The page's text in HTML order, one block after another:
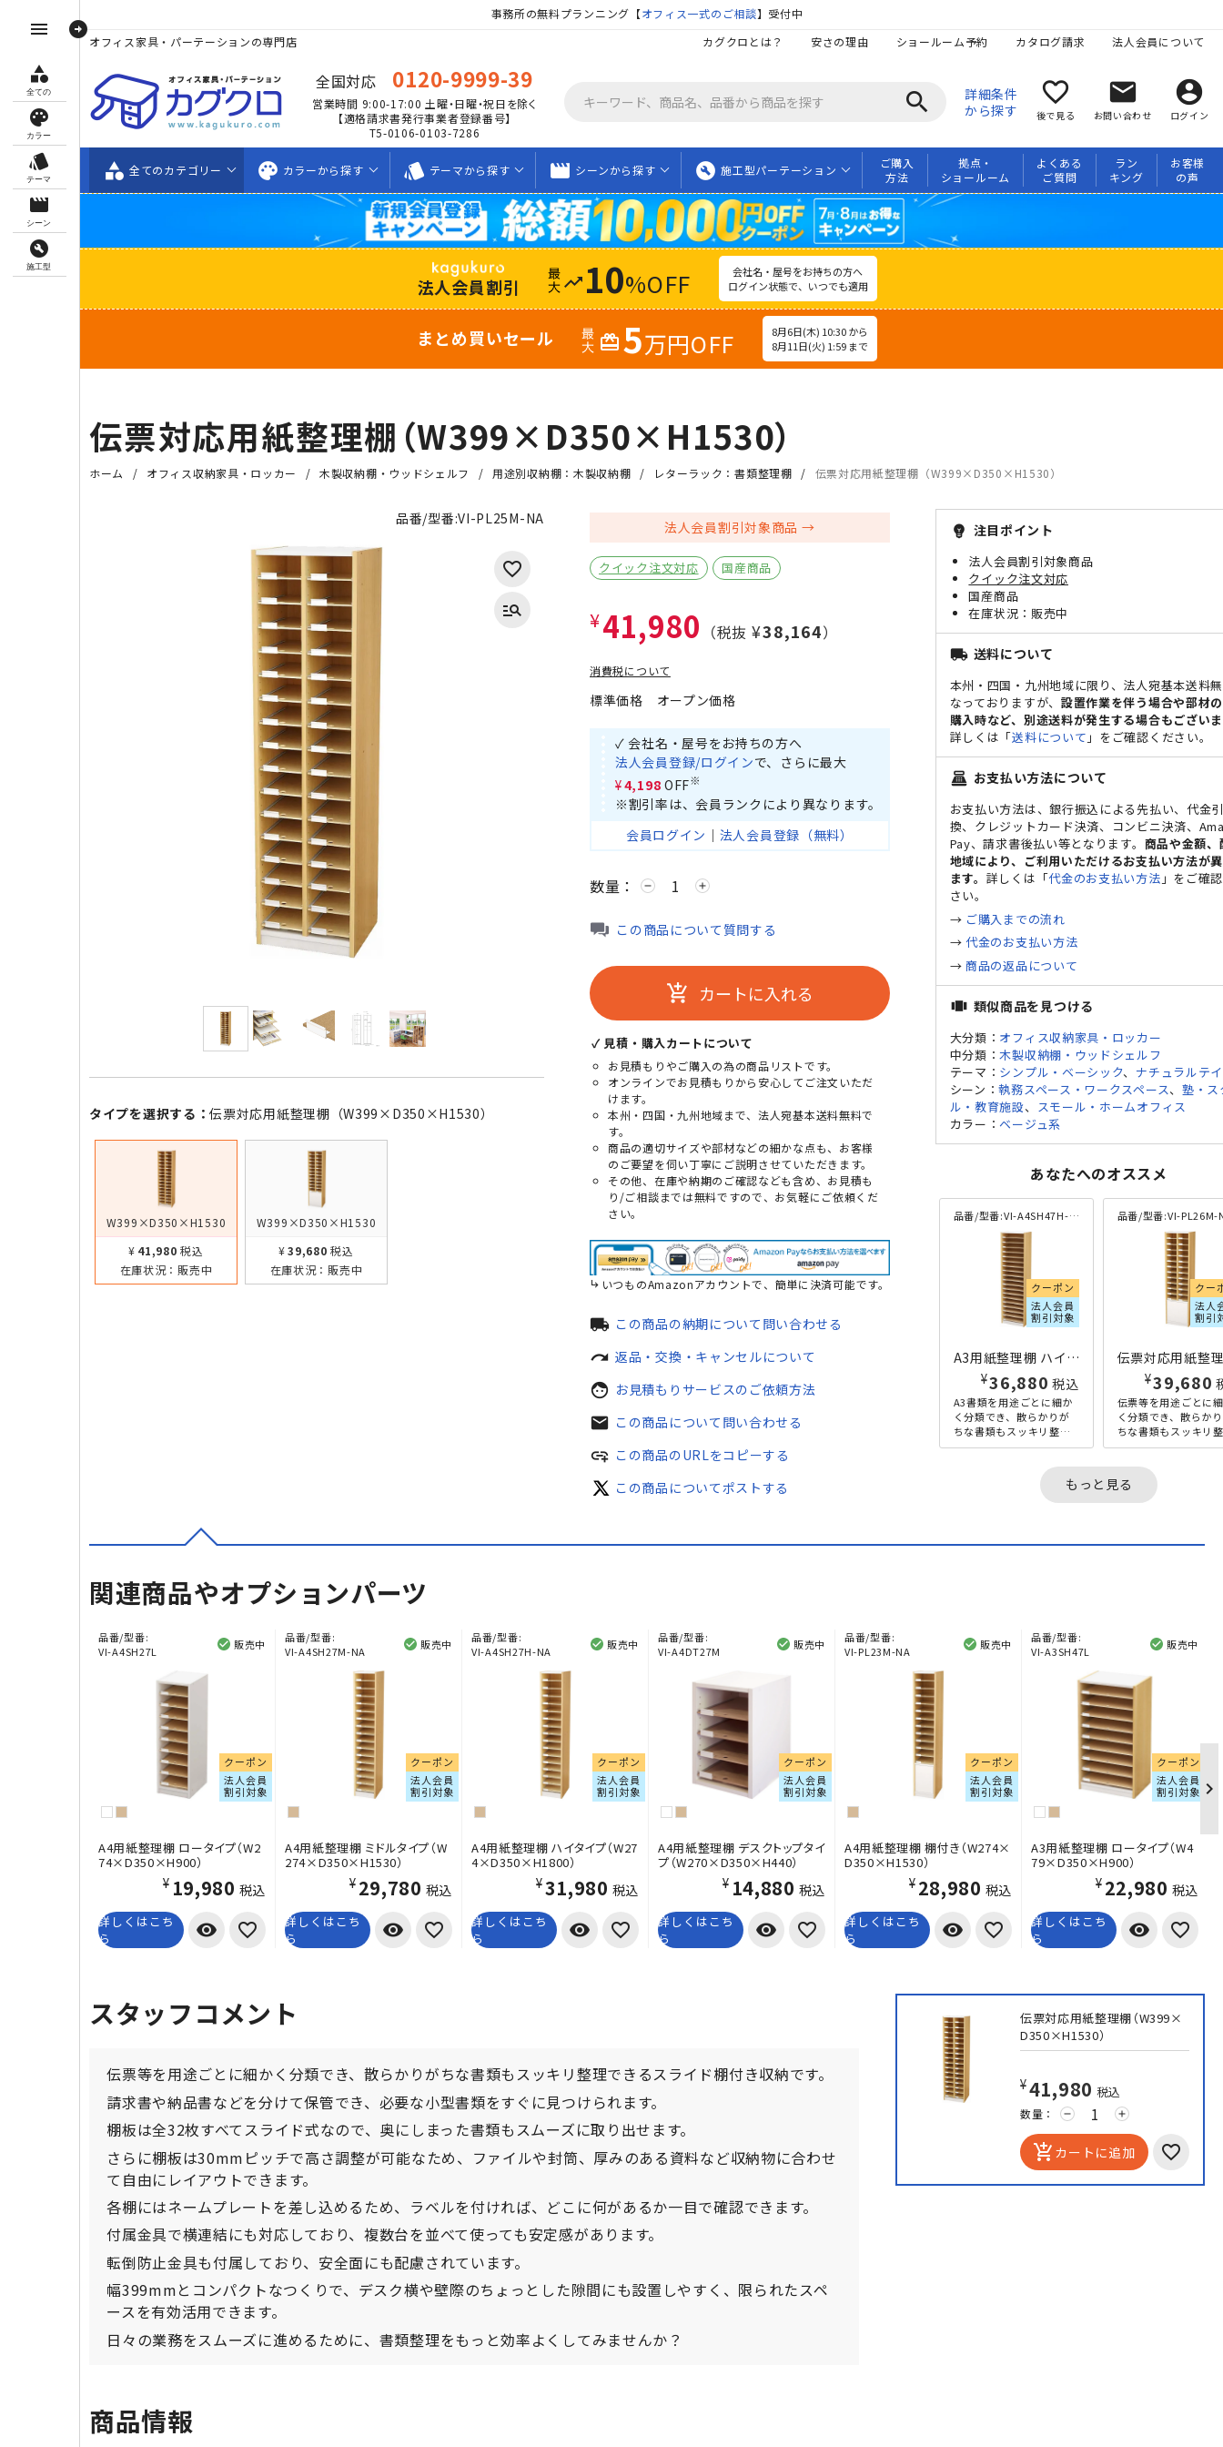
menu arrow_circle_right
category
全ての
palette
カラー
style
テーマ
movie_creation
シーン
build_circle
施工型
事務所の無料プランニング【オフィス一式のご相談】受付中
オフィス家具・パーテーションの専門店
カグクロとは？ 安さの理由 ショールーム予約 カタログ請求 法人会員について
全国対応 0120-9999-39
営業時間 9:00-17:00 土曜・日曜・祝日を除く
【適格請求書発行事業者登録番号】
T5-0106-0103-7286
search
詳細条件
から探す
favorite_border
後で見る
mail
お問い合わせ
account_circle
ログイン
category 全てのカテゴリー palette カラーから探す style テーマから探す movie_creation シーンから探す build_circle 施工型パーテーション
ご購入
方法
拠点・
ショールーム
よくある
ご質問
ラン
キング
お客様
の声
法人会員割引 trending_up 10%OFF
会社名・屋号をお持ちの方へ
ログイン状態で、いつでも適用
まとめ買いセール redeem 5万円OFF
8月6日(木) 10:30 から
8月11日(火) 1:59 まで
伝票対応用紙整理棚（W399×D350×H1530）
ホーム オフィス収納家具・ロッカー 木製収納棚・ウッドシェルフ 用途別収納棚：木製収納棚 レターラック：書類整理棚 伝票対応用紙整理棚（W399×D350×H1530）
品番/型番:VI-PL25M-NA
タイプを選択する：伝票対応用紙整理棚（W399×D350×H1530）
W399×D350×H1530
¥41,980 税込
在庫状況： 販売中
W399×D350×H1530
¥39,680 税込
在庫状況： 販売中
法人会員割引対象商品
クイック注文対応 国産商品
¥41,980 （税抜 ¥38,164）
消費税について
標準価格 オープン価格
✓ 会社名・屋号をお持ちの方へ
法人会員登録/ログインで、さらに最大
¥4,198 OFF※
※割引率は、会員ランクにより異なります。
会員ログイン ｜ 法人会員登録（無料）
数量： remove add
この商品について質問する
add_shopping_cart カートに入れる
✓ 見積・購入カートについて
お見積もりやご購入の為の商品リストです。
オンラインでお見積もりから安心してご注文いただ
けます。
本州・四国・九州地域まで、法人宛基本送料無料で
す。
商品の適切サイズや部材などの細かな点も、お客様
のご要望を伺い丁寧にご説明させていただきます。
その他、在庫や納期のご確認なども含め、お見積も
り/ご相談までは無料ですので、お気軽にご依頼くだ
さい。
いつものAmazonアカウントで、簡単に決済可能です。
local_shipping この商品の納期について問い合わせる
redo 返品・交換・キャンセルについて
face お見積もりサービスのご依頼方法
mail この商品について問い合わせる
add_link この商品のURLをコピーする
この商品についてポストする
emoji_objects 注目ポイント
法人会員割引対象商品
クイック注文対応
国産商品
販売中
local_shipping 送料について
本州・四国・九州地域に限り、法人宛基本送料
なっておりますが、 設置作業を伴う場合や部材
購入時など、別途送料が発生する場合もござい
詳しくは「送料について 」をご確認ください。
point_of_sale お支払い方法について
お支払い方法は、銀行振込による先払い、代金
換、クレジットカード決済、コンビニ決済、
Pay、請求書後払い等となります。 商品や金額、
地域により、ご利用いただけるお支払い方法が
ます。 詳しくは「代金のお支払い方法 」をご確
さい。
→ ご購入までの流れ
→代金のお支払い方法
→ 商品の返品について
view_carousel 類似商品を見つける
大分類： オフィス収納家具・ロッカー
中分類：木製収納棚・ウッドシェルフ
テーマ： シンプル・ベーシック、 ナチュラルテ
シーン：執務スペース・ワークスペース、 塾・ス
ル・教育施設、
スモール・ホームオフィス
カラー： ベージュ系
あなたへのオススメ
品番/型番:VI-A4SH47H-NA
クーポン
法人会員
割引対象
A3用紙整理棚 ハイタイプ W479×D350×H1800 ナチュラル
¥36,880 税込
A3書類を用途ごとに細か
く分類でき、散らかりが
ちな書類もスッキリ整理
できるスライド棚付き収
などを分けて保管でき、
品番/型番:VI-PL26M-
クー
法人
割引
¥39,680
伝票等を用途ごとに
く分類でき、散らか
ちな書類もスッキリ
できるスライド棚付
などを分けて保管で
必要な小...
もっと見る
関連商品やオプションパーツ
品番/型番:
VI-A4SH27L
販売中
クーポン
法人会員
割引対象
A4用紙整理棚 ロータイプ（W2
74×D350×H900）
¥19,980 税込
詳しくはこち
ら
visibility
品番/型番:
VI-A4SH27M-NA
販売中
クーポン
法人会員
割引対象
A4用紙整理棚 ミドルタイプ（W
274×D350×H1530）
¥29,780 税込
詳しくはこち
ら
visibility
品番/型番:
VI-A4SH27H-NA
販売中
クーポン
法人会員
割引対象
A4用紙整理棚 ハイタイプ（W27
4×D350×H1800）
¥31,980 税込
詳しくはこち
ら
visibility
品番/型番:
VI-A4DT27M
販売中
クーポン
法人会員
割引対象
A4用紙整理棚 デスクトップタイ
プ（W270×D350×H440）
¥14,880 税込
詳しくはこち
ら
visibility
品番/型番:
VI-PL23M-NA
販売中
クーポン
法人会員
割引対象
A4用紙整理棚 棚付き（W274×
D350×H1530）
¥28,980 税込
詳しくはこち
ら
visibility
品番/型番:
VI-A3SH47L
販売中
クーポン
法人会員
割引対象
A3用紙整理棚 ロータイプ（W4
79×D350×H900）
¥22,980 税込
詳しくはこち
ら
visibility
スタッフコメント
伝票等を用途ごとに細かく分類でき、散らかりがちな書類もスッキリ整理できるスライド棚付き収納です。
請求書や納品書などを分けて保管でき、必要な小型書類をすぐに見つけられます。
棚板は全32枚すべてスライド式なので、奥にしまった書類もスムーズに取り出せます。
さらに棚板は30mmピッチで高さ調整が可能なため、ファイルや封筒、厚みのある資料など収納物に合わせ
て自由にレイアウトできます。
各棚にはネームプレートを差し込めるため、ラベルを付ければ、どこに何があるか一目で確認できます。
付属金具で横連結にも対応しており、複数台を並べて使っても安定感があります。
転倒防止金具も付属しており、安全面にも配慮されています。
幅399mmとコンパクトなつくりで、デスク横や壁際のちょっとした隙間にも設置しやすく、限られたスペ
ースを有効活用できます。
日々の業務をスムーズに進めるために、書類整理をもっと効率よくしてみませんか？
商品情報
伝票対応用紙整理棚（W399×
D350×H1530）
¥41,980 税込
数量： remove add
add_shopping_cart カートに追加